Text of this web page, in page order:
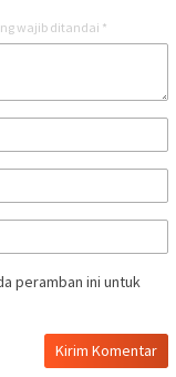
wajib ditandai *
peramban ini untuk